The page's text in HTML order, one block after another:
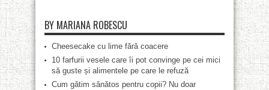
BY MARIANA ROBESCU
Cheesecake cu lime fără coacere
10 farfurii vesele care îi pot convinge pe cei mici
să guste și alimentele pe care le refuză
Cum gătim sănătos pentru copii? Nu doar